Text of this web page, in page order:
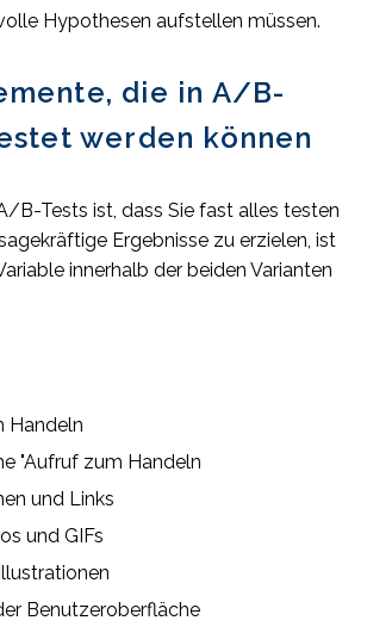
Hypothesen aufstellen müssen.
die in A/B-
werden können
B-Tests ist, dass Sie fast alles testen
Ergebnisse zu erzielen, ist
innerhalb der beiden Varianten
Handeln
"Aufruf zum Handeln
und Links
und GIFs
Benutzeroberfläche